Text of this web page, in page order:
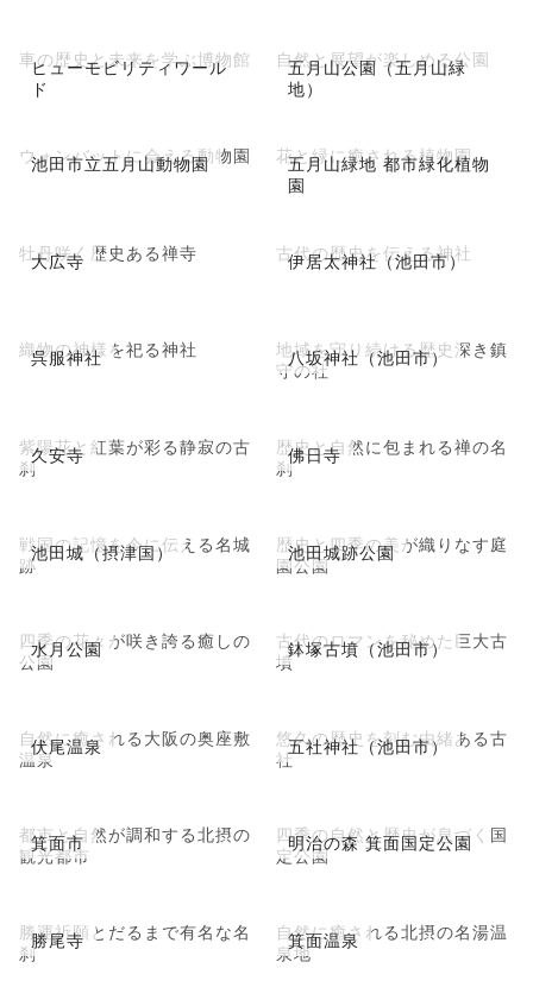
ヒューモビリティワール
ド
車の歴史と未来を学ぶ博物館
五月山公園（五月山緑
地）
自然と展望が楽しめる公園
池田市立五月山動物園
ウォンバットに会える動物園
五月山緑地 都市緑化植物
園
花と緑に癒される植物園
大広寺
牡丹咲く歴史ある禅寺 伊居太神社（池田市）
古代の歴史を伝える神社
呉服神社
織物の神様を祀る神社 八坂神社（池田市）
地域を守り続ける歴史深き鎮
守の社
久安寺
紫陽花と紅葉が彩る静寂の古
刹
佛日寺
歴史と自然に包まれる禅の名
刹
池田城（摂津国）
戦国の記憶を今に伝える名城
跡
池田城跡公園
歴史と四季の美が織りなす庭
園公園
水月公園
四季の花々が咲き誇る癒しの
公園
鉢塚古墳（池田市）
古代のロマンを秘めた巨大古
墳
伏尾温泉
自然に癒される大阪の奥座敷
温泉
五社神社（池田市）
悠久の歴史を刻む由緒ある古
社
箕面市
都市と自然が調和する北摂の
観光都市
明治の森 箕面国定公園
四季の自然と歴史が息づく国
定公園
勝尾寺
勝運祈願とだるまで有名な名
刹
箕面温泉
自然に癒される北摂の名湯温
泉地